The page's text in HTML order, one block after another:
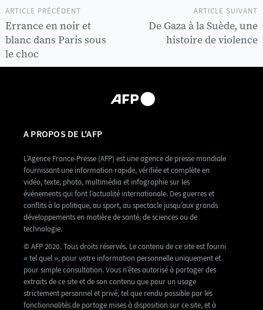
ARTICLE SUIVANT
De Gaza à la Suède, une
histoire de violence
ARTICLE PRÉCÉDENT
Errance en noir et
blanc dans Paris sous
le choc
A PROPOS DE L'AFP
L’Agence France-Presse (AFP) est une agence de presse mondiale
fournissant une information rapide, vérifiée et complète en
vidéo, texte, photo, multimédia et infographie sur les
événements qui font l’actualité internationale. Des guerres et
conflits à la politique, au sport, au spectacle jusqu’aux grands
développements en matière de santé, de sciences ou de
technologie.
© AFP 2020. Tous droits réservés. Le contenu de ce site est fourni
« tel quel », pour votre information personnelle uniquement et
pour simple consultation. Vous n’êtes autorisé à partager des
extraits de ce site et de son contenu que pour un usage
strictement personnel et privé, tel que rendu possible par les
fonctionnalités de partage mises à disposition sur ce site, et à